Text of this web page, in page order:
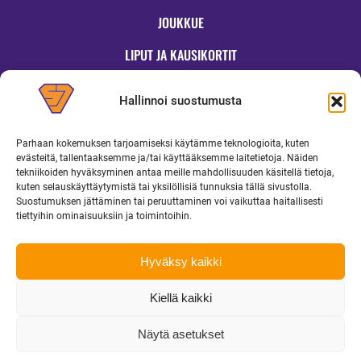
Hallinnoi suostumusta
Parhaan kokemuksen tarjoamiseksi käytämme teknologioita, kuten
evästeitä, tallentaaksemme ja/tai käyttääksemme laitetietoja. Näiden
tekniikoiden hyväksyminen antaa meille mahdollisuuden käsitellä tietoja,
kuten selauskäyttäytymistä tai yksilöllisiä tunnuksia tällä sivustolla.
Suostumuksen jättäminen tai peruuttaminen voi vaikuttaa haitallisesti
tiettyihin ominaisuuksiin ja toimintoihin.
Hyväksy kaikki
Kiellä kaikki
Näytä asetukset
JOUKKUE
LIPUT JA KAUSIKORTIT
OTTELUINFO
UUTISET
YRITYKSILLE
MEDIALLE
toimisto@superjymy.fi|Tietosuojaseloste